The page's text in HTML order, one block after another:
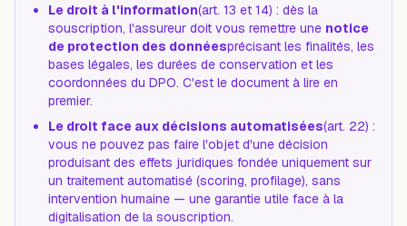
Le droit à l'information(art. 13 et 14) : dès la
souscription, l'assureur doit vous remettre une notice
de protection des donnéesprécisant les finalités, les
bases légales, les durées de conservation et les
coordonnées du DPO. C'est le document à lire en
premier.
Le droit face aux décisions automatisées(art. 22) :
vous ne pouvez pas faire l'objet d'une décision
produisant des effets juridiques fondée uniquement sur
un traitement automatisé (scoring, profilage), sans
intervention humaine — une garantie utile face à la
digitalisation de la souscription.